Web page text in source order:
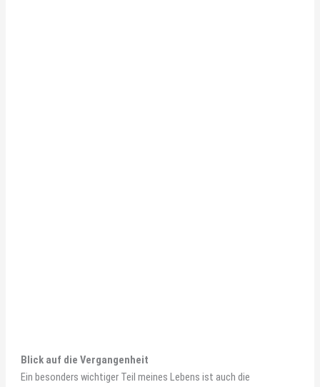
Blick auf die Vergangenheit
Ein besonders wichtiger Teil meines Lebens ist auch die